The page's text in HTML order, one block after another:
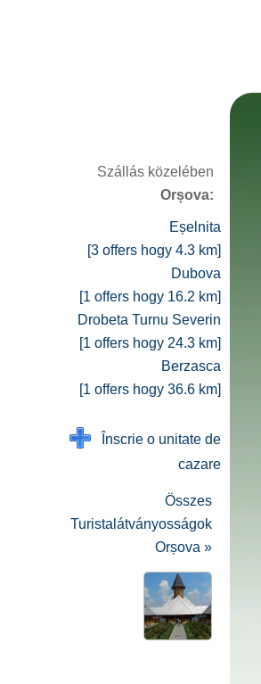
Szállás közelében
Orșova:
Eșelnita
[3 offers hogy 4.3 km]
Dubova
[1 offers hogy 16.2 km]
Drobeta Turnu Severin
[1 offers hogy 24.3 km]
Berzasca
[1 offers hogy 36.6 km]
Înscrie o unitate de
cazare
Összes
Turistalátványosságok
Orșova »